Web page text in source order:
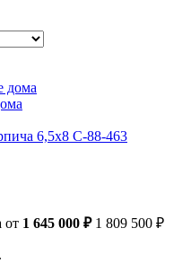
дома
6,5х8 С-88-463
от 1 645 000 ₽ 1 809 500 ₽